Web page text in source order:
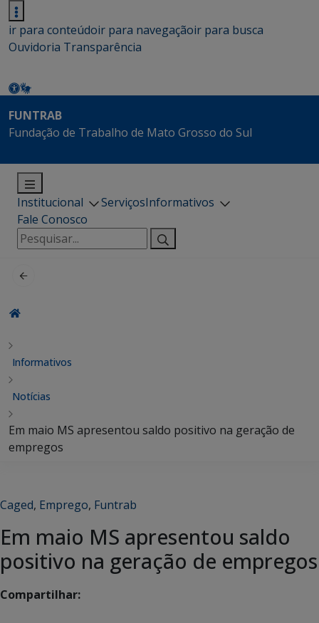
ir para conteúdoir para navegaçãoir para busca
Ouvidoria Transparência
FUNTRAB
Fundação de Trabalho de Mato Grosso do Sul
Institucional ServiçosInformativos
Fale Conosco
Pesquisar
por:
Informativos
Notícias
Em maio MS apresentou saldo positivo na geração de
empregos
Caged, Emprego, Funtrab
Em maio MS apresentou saldo
positivo na geração de empregos
Compartilhar: